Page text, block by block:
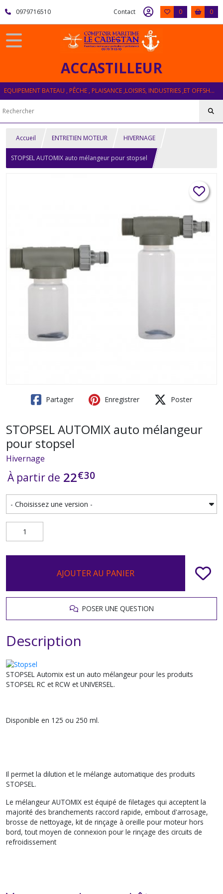
0979716510 Contact 0 0
ACCASTILLEUR
EQUIPEMENT BATEAU , PÊCHE , PLAISANCE ,LOISIRS, INDUSTRIES ,ET OFFSHORE
Accueil ENTRETIEN MOTEUR HIVERNAGE
STOPSEL AUTOMIX auto mélangeur pour stopsel
Partager Enregistrer Poster
STOPSEL AUTOMIX auto mélangeur
pour stopsel
Hivernage
À partir de 22€30
AJOUTER AU PANIER
POSER UNE QUESTION
Description
STOPSEL Automix est un auto mélangeur pour les produits
STOPSEL RC et RCW et UNIVERSEL.
Disponible en 125 ou 250 ml.
Il permet la dilution et le mélange automatique des produits
STOPSEL.
Le mélangeur AUTOMIX est équipé de filetages qui acceptent la
majorité des branchements raccord rapide, embout d'arrosage,
brosse de nettoyage, kit de rinçage à oreille pour moteur hors
bord, tout moyen de connexion pour le rinçage des circuits de
refroidissement